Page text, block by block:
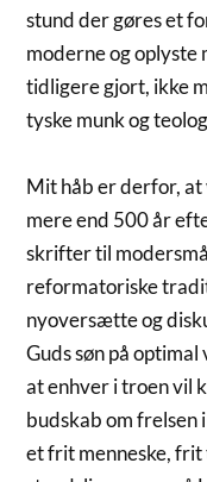
stund der gøres et
moderne og oplyste
tidligere gjort, ikke
tyske munk og
Mit håb er derfor, at
mere end 500 år
skrifter til
reformatoriske
nyoversætte og
Guds søn på
at enhver i troen vil
budskab om frelsen
et frit menneske, frit